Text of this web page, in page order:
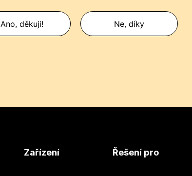
Ano, děkuji! Ne, díky
Zařízení Řešení pro